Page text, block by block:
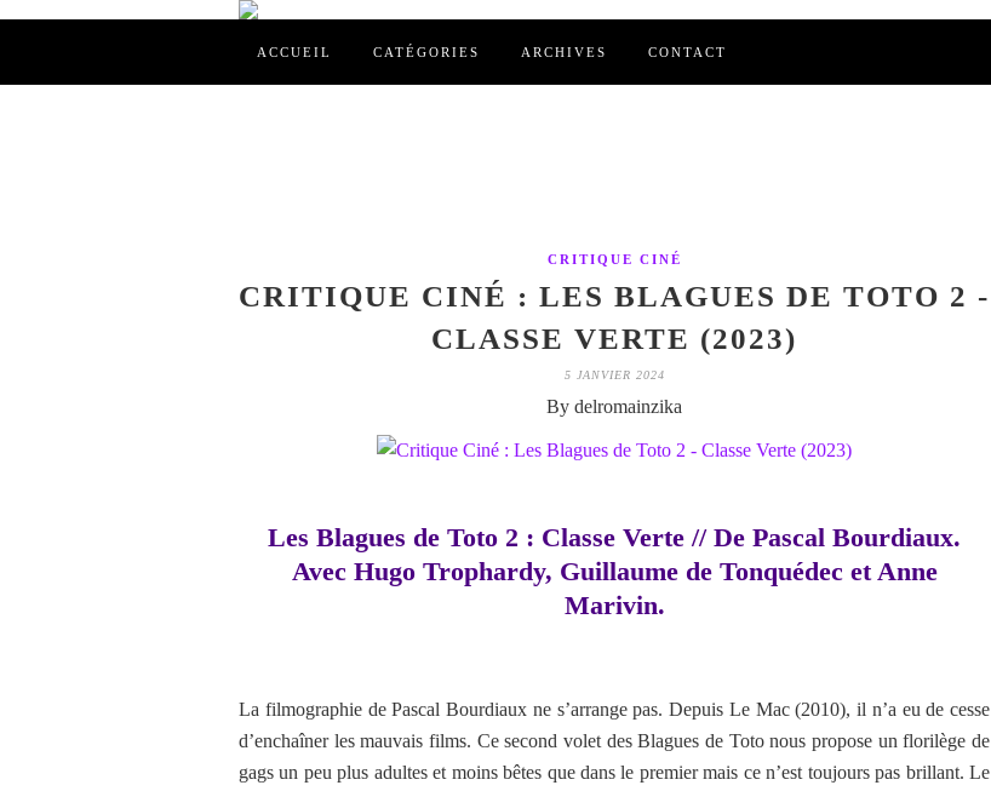
ACCUEIL CATÉGORIES ARCHIVES CONTACT
CRITIQUE CINÉ
CRITIQUE CINÉ : LES BLAGUES DE TOTO 2 -
CLASSE VERTE (2023)
5 JANVIER 2024
By delromainzika
Les Blagues de Toto 2 : Classe Verte // De Pascal Bourdiaux.
Avec Hugo Trophardy, Guillaume de Tonquédec et Anne
Marivin.
La filmographie de Pascal Bourdiaux ne s’arrange pas. Depuis Le Mac (2010), il n’a eu de cesse
d’enchaîner les mauvais films. Ce second volet des Blagues de Toto nous propose un florilège de
gags un peu plus adultes et moins bêtes que dans le premier mais ce n’est toujours pas brillant. Le